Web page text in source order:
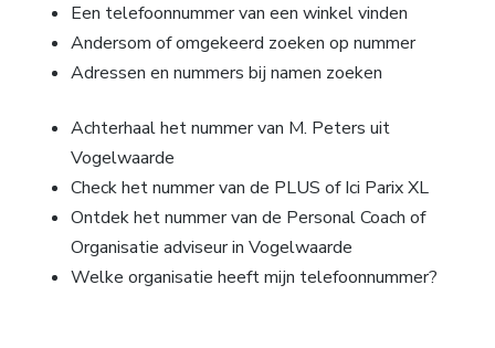
Een telefoonnummer van een winkel vinden
Andersom of omgekeerd zoeken op nummer
Adressen en nummers bij namen zoeken
Achterhaal het nummer van M. Peters uit
Vogelwaarde
Check het nummer van de PLUS of Ici Parix XL
Ontdek het nummer van de Personal Coach of
Organisatie adviseur in Vogelwaarde
Welke organisatie heeft mijn telefoonnummer?